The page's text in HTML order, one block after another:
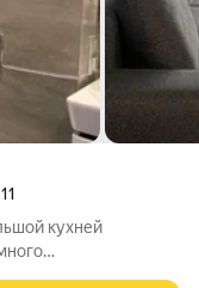
кухней